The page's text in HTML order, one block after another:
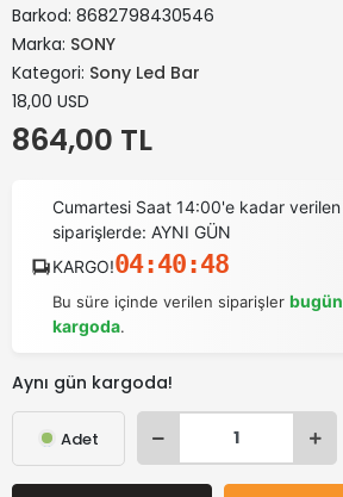
Barkod: 8682798430546
Marka: SONY
Kategori: Sony Led Bar
18,00 USD
864,00 TL
Cumartesi Saat 14:00'e kadar verilen
siparişlerde: AYNI GÜN
KARGO!04:40:47
Bu süre içinde verilen siparişler bugün
kargoda.
Aynı gün kargoda!
Adet